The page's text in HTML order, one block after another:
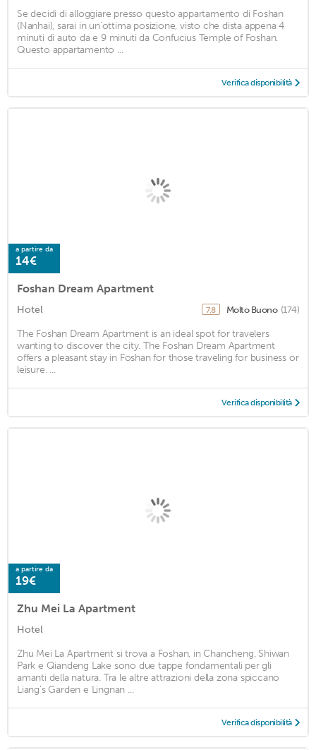
Se decidi di alloggiare presso questo appartamento di Foshan
(Nanhai), sarai in un'ottima posizione, visto che dista appena 4
minuti di auto da e 9 minuti da Confucius Temple of Foshan.
Questo appartamento ...
Verifica disponibilità
a partire da
14€
Foshan Dream Apartment
Hotel 7,8 Molto Buono (174)
The Foshan Dream Apartment is an ideal spot for travelers
wanting to discover the city. The Foshan Dream Apartment
offers a pleasant stay in Foshan for those traveling for business or
leisure. ...
Verifica disponibilità
a partire da
19€
Zhu Mei La Apartment
Hotel
Zhu Mei La Apartment si trova a Foshan, in Chancheng. Shiwan
Park e Qiandeng Lake sono due tappe fondamentali per gli
amanti della natura. Tra le altre attrazioni della zona spiccano
Liang's Garden e Lingnan ...
Verifica disponibilità